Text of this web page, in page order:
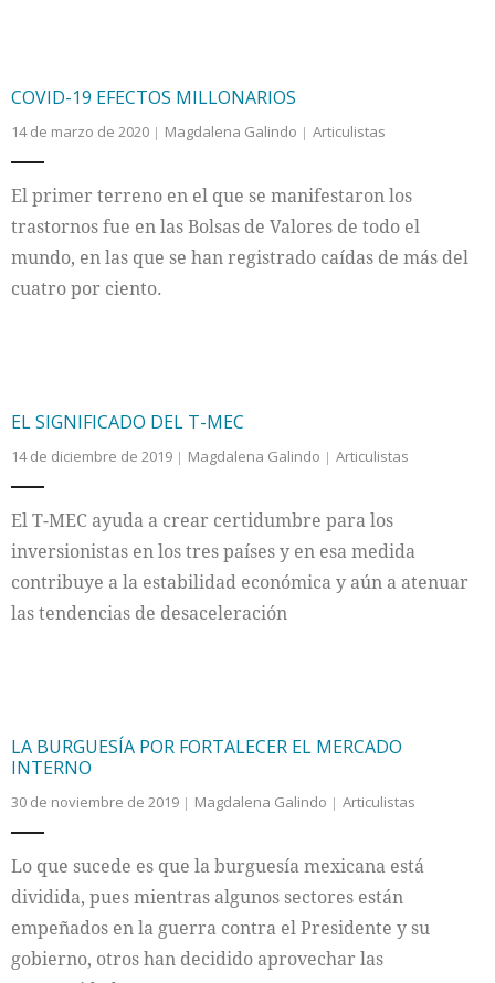
COVID-19 EFECTOS MILLONARIOS
14 de marzo de 2020 Magdalena Galindo Articulistas
El primer terreno en el que se manifestaron los
trastornos fue en las Bolsas de Valores de todo el
mundo, en las que se han registrado caídas de más del
cuatro por ciento.
EL SIGNIFICADO DEL T-MEC
14 de diciembre de 2019 Magdalena Galindo Articulistas
El T-MEC ayuda a crear certidumbre para los
inversionistas en los tres países y en esa medida
contribuye a la estabilidad económica y aún a atenuar
las tendencias de desaceleración
LA BURGUESÍA POR FORTALECER EL MERCADO
INTERNO
30 de noviembre de 2019 Magdalena Galindo Articulistas
Lo que sucede es que la burguesía mexicana está
dividida, pues mientras algunos sectores están
empeñados en la guerra contra el Presidente y su
gobierno, otros han decidido aprovechar las